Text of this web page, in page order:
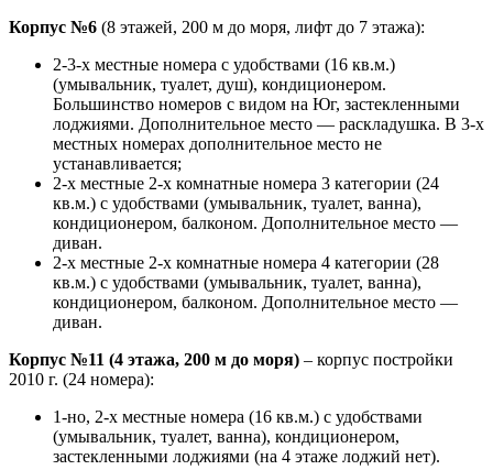
Корпус №6 (8 этажей, 200 м до моря, лифт до 7 этажа):
2-3-х местные номера с удобствами (16 кв.м.)
(умывальник, туалет, душ), кондиционером.
Большинство номеров с видом на Юг, застекленными
лоджиями. Дополнительное место — раскладушка. В 3-х
местных номерах дополнительное место не
устанавливается;
2-х местные 2-х комнатные номера 3 категории (24
кв.м.) с удобствами (умывальник, туалет, ванна),
кондиционером, балконом. Дополнительное место —
диван.
2-х местные 2-х комнатные номера 4 категории (28
кв.м.) с удобствами (умывальник, туалет, ванна),
кондиционером, балконом. Дополнительное место —
диван.
Корпус №11 (4 этажа, 200 м до моря) – корпус постройки
2010 г. (24 номера):
1-но, 2-х местные номера (16 кв.м.) с удобствами
(умывальник, туалет, ванна), кондиционером,
застекленными лоджиями (на 4 этаже лоджий нет).